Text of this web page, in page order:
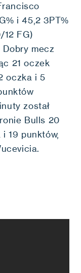
i 45,2 3PT%
12 FG)
mecz
21 oczek
oczka i 5
został
Bulls 20
i 19 punktów,